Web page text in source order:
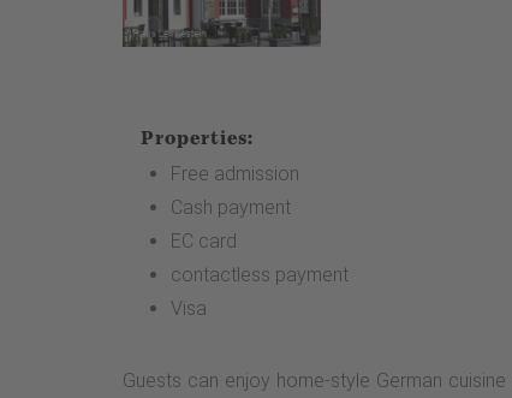
Properties:
Free admission
Cash payment
EC card
contactless payment
Visa
Guests can enjoy home-style German